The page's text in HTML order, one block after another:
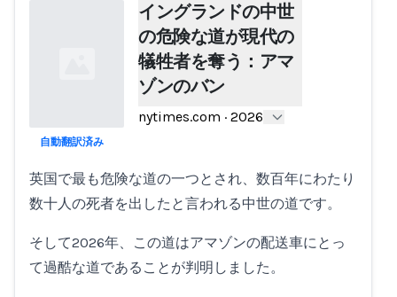
イングランドの中世
の危険な道が現代の
犠牲者を奪う：アマ
ゾンのバン
nytimes.com · 2026
自動翻訳済み
英国で最も危険な道の一つとされ、数百年にわたり
数十人の死者を出したと言われる中世の道です。
そして2026年、この道はアマゾンの配送車にとっ
て過酷な道であることが判明しました。